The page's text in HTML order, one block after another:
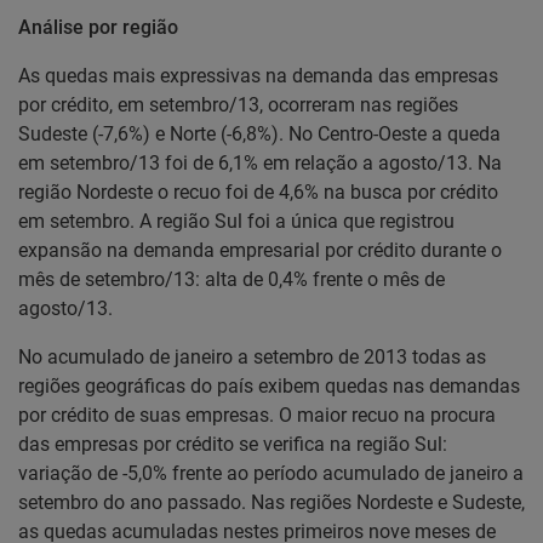
Análise por região
As quedas mais expressivas na demanda das empresas
por crédito, em setembro/13, ocorreram nas regiões
Sudeste (-7,6%) e Norte (-6,8%). No Centro-Oeste a queda
em setembro/13 foi de 6,1% em relação a agosto/13. Na
região Nordeste o recuo foi de 4,6% na busca por crédito
em setembro. A região Sul foi a única que registrou
expansão na demanda empresarial por crédito durante o
mês de setembro/13: alta de 0,4% frente o mês de
agosto/13.
No acumulado de janeiro a setembro de 2013 todas as
regiões geográficas do país exibem quedas nas demandas
por crédito de suas empresas. O maior recuo na procura
das empresas por crédito se verifica na região Sul:
variação de -5,0% frente ao período acumulado de janeiro a
setembro do ano passado. Nas regiões Nordeste e Sudeste,
as quedas acumuladas nestes primeiros nove meses de